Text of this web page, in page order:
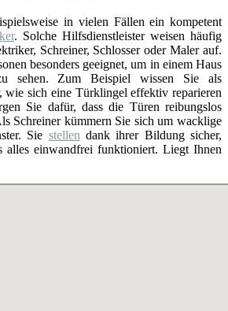
in vielen Fällen ein kompetent
. Solche Hilfsdienstleister weisen häufig
Schreiner, Schlosser oder Maler auf.
besonders geeignet, um in einem Haus
sehen. Zum Beispiel wissen Sie als
wie sich eine Türklingel effektiv reparieren
Sie dafür, dass die Türen reibungslos
Schreiner kümmern Sie sich um wacklige
Sie stellendank ihrer Bildung sicher,
alles einwandfrei funktioniert. Liegt Ihnen